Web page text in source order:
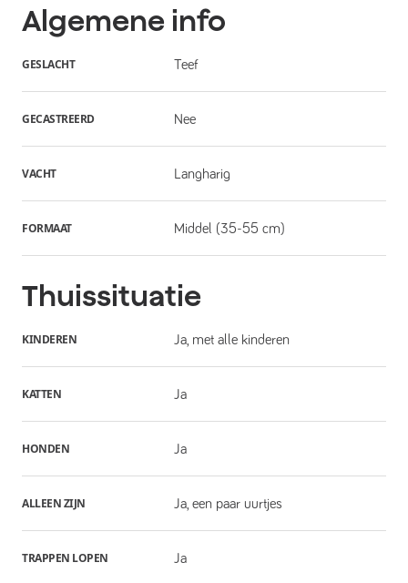
Algemene info
GESLACHT Teef
GECASTREERD Nee
VACHT Langharig
FORMAAT Middel (35-55 cm)
Thuissituatie
KINDEREN Ja, met alle kinderen
KATTEN Ja
HONDEN Ja
ALLEEN ZIJN Ja, een paar uurtjes
TRAPPEN LOPEN Ja